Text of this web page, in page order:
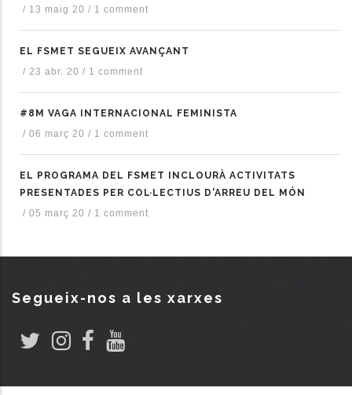
/ 13 maig 20 / 1 comment
EL FSMET SEGUEIX AVANÇANT
/ 23 abr. 20 / 1 comment
#8M VAGA INTERNACIONAL FEMINISTA
/ 06 març 20 / 1 comment
EL PROGRAMA DEL FSMET INCLOURÀ ACTIVITATS
PRESENTADES PER COL·LECTIUS D'ARREU DEL MÓN
/ 05 març 20 / 1 comment
Segueix-nos a les xarxes